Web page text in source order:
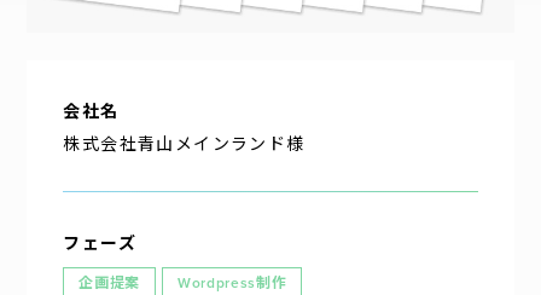
会社名
株式会社青山メインランド様
フェーズ
企画提案 Wordpress制作
企業理念
アクセス